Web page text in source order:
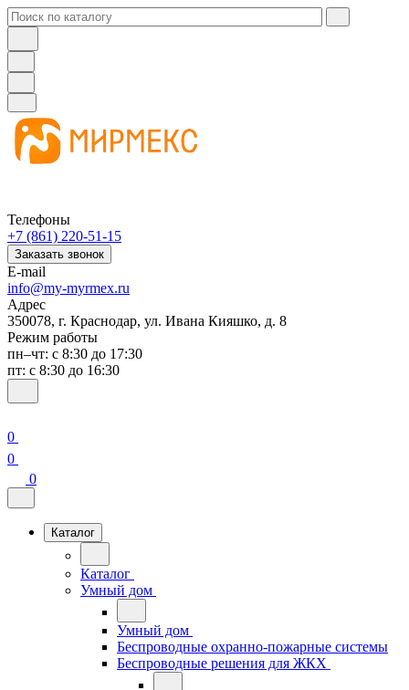
Телефоны
+7 (861) 220-51-15
Заказать звонок
E-mail
info@my-myrmex.ru
Адрес
350078, г. Краснодар, ул. Ивана Кияшко, д. 8
Режим работы
пн–чт: с 8:30 до 17:30
пт: с 8:30 до 16:30
0
0
0
Каталог
Каталог
Умный дом
Умный дом
Беспроводные охранно-пожарные системы
Беспроводные решения для ЖКХ